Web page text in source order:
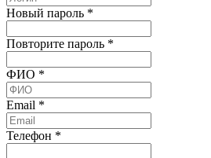
Новый пароль *
Повторите пароль *
ФИО *
Email *
Телефон *